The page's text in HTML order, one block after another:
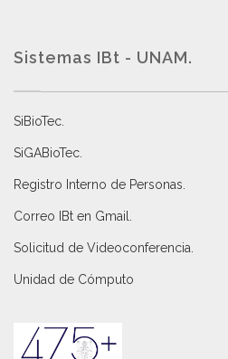
Sistemas IBt - UNAM.
SiBioTec
SiGABioTec.
Registro Interno de Personas
Correo IBt en Gmail
Solicitud de Videoconferencia.
Unidad de Cómputo